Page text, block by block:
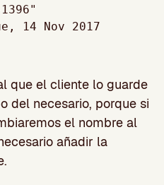
14 Nov 2017
que el cliente lo guarde
del necesario, porque si
el nombre al
añadir la